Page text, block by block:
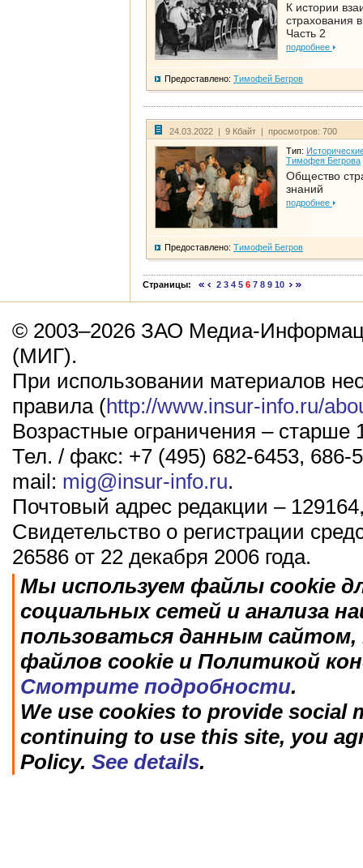
К истории
страхования
Часть 2
подробнее
Предоставлено: Тимофей Бегров
24.03.2022 | 9 Кбайт | просмотров: 700
Тип:
Тимофея Бегрова
Общество
знаний
подробнее
Предоставлено: Тимофей Бегров
Страницы: 2 3 4 5 6 7 8 9 10
© 2003–2026 ЗАО Медиа-
(МИГ).
При использовании материалов
правила (http://www.insur-info.ru/
Возрастные ограничения – старше
Тел. / факс: +7 (495) 682-6453, 686-
mail: mig@insur-info.ru.
Почтовый адрес редакции –
Свидетельство о регистрации
26586 от 22 декабря 2006 года.
Мы используем файлы cookie
социальных сетей и анализа
пользоваться данным
файлов cookie и Политикой
Смотрите подробности.
We use cookies to provide social
continuing to use this site, you
Policy. See details.